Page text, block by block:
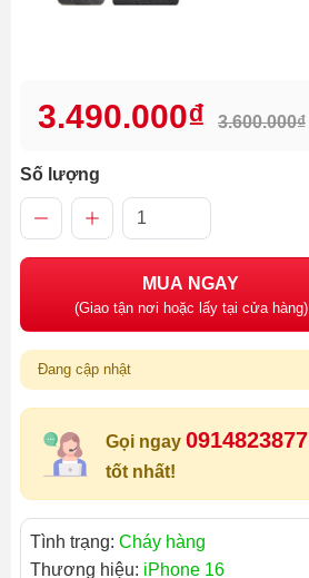
3.490.000₫ 3.600.000₫
Số lượng
MUA NGAY
(Giao tận nơi hoặc lấy tại cửa hàng)
Đang cập nhật
Gọi ngay 0914823877
tốt nhất!
Tình trạng: Cháy hàng
Thương hiệu: iPhone 16